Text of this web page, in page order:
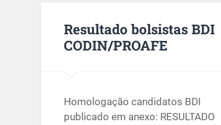
Resultado bolsistas BDI
CODIN/PROAFE
Homologação candidatos BDI
publicado em anexo: RESULTADO